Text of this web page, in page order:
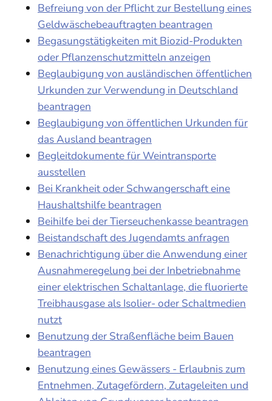
Befreiung von der Pflicht zur Bestellung eines
Geldwäschebeauftragten beantragen
Begasungstätigkeiten mit Biozid-Produkten
oder Pflanzenschutzmitteln anzeigen
Beglaubigung von ausländischen öffentlichen
Urkunden zur Verwendung in Deutschland
beantragen
Beglaubigung von öffentlichen Urkunden für
das Ausland beantragen
Begleitdokumente für Weintransporte
ausstellen
Bei Krankheit oder Schwangerschaft eine
Haushaltshilfe beantragen
Beihilfe bei der Tierseuchenkasse beantragen
Beistandschaft des Jugendamts anfragen
Benachrichtigung über die Anwendung einer
Ausnahmeregelung bei der Inbetriebnahme
einer elektrischen Schaltanlage, die fluorierte
Treibhausgase als Isolier- oder Schaltmedien
nutzt
Benutzung der Straßenfläche beim Bauen
beantragen
Benutzung eines Gewässers - Erlaubnis zum
Entnehmen, Zutagefördern, Zutageleiten und